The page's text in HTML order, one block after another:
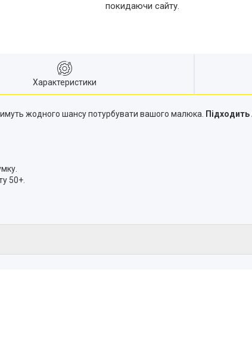
покидаючи сайту.
Характеристики
жодного шансу потурбувати вашого малюка. Підходить
50+.